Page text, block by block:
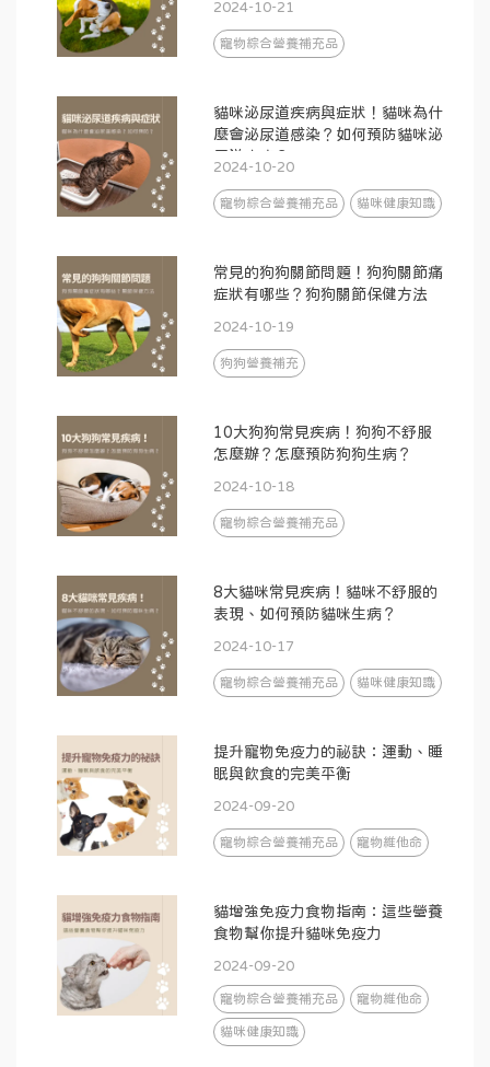
2024-10-21
寵物綜合營養補充品
貓咪泌尿道疾病與症狀！貓咪為什
麼會泌尿道感染？如何預防貓咪泌
尿道疾病？
2024-10-20
寵物綜合營養補充品 貓咪健康知識
常見的狗狗關節問題！狗狗關節痛
症狀有哪些？狗狗關節保健方法
2024-10-19
狗狗營養補充
10大狗狗常見疾病！狗狗不舒服
怎麼辦？怎麼預防狗狗生病？
2024-10-18
寵物綜合營養補充品
8大貓咪常見疾病！貓咪不舒服的
表現、如何預防貓咪生病？
2024-10-17
寵物綜合營養補充品 貓咪健康知識
提升寵物免疫力的祕訣：運動、睡
眠與飲食的完美平衡
2024-09-20
寵物綜合營養補充品 寵物維他命
貓增強免疫力食物指南：這些營養
食物幫你提升貓咪免疫力
2024-09-20
寵物綜合營養補充品 寵物維他命
貓咪健康知識